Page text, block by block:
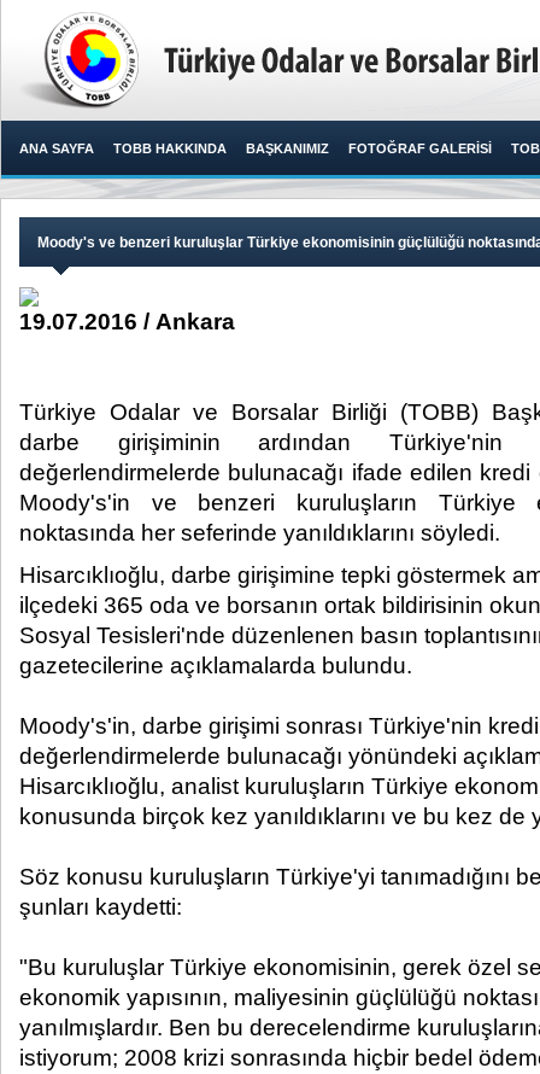
ANA SAYFA TOBB HAKKINDA BAŞKANIMIZ FOTOĞRAF GALERİSİ
Moody's ve benzeri kuruluşlar Türkiye ekonomisinin güçlülüğü
19.07.2016 / Ankara
Türkiye Odalar ve Borsalar Birliği (TOBB)
darbe girişiminin ardından
değerlendirmelerde bulunacağı ifade edilen
Moody's'in ve benzeri kuruluşların Türkiye
noktasında her seferinde yanıldıklarını söyledi.​
Hisarcıklıoğlu, darbe girişimine tepki göstermek
ilçedeki 365 oda ve borsanın ortak bildirisinin
Sosyal Tesisleri'nde düzenlenen basın
gazetecilerine açıklamalarda bulundu.
Moody's'in, darbe girişimi sonrası Türkiye'nin
değerlendirmelerde bulunacağı yönündeki
Hisarcıklıoğlu, analist kuruluşların Türkiye
konusunda birçok kez yanıldıklarını ve bu kez de
Söz konusu kuruluşların Türkiye'yi tanımadığını
şunları kaydetti:
"Bu kuruluşlar Türkiye ekonomisinin, gerek özel
ekonomik yapısının, maliyesinin güçlülüğü
yanılmışlardır. Ben bu derecelendirme
istiyorum; 2008 krizi sonrasında hiçbir bedel